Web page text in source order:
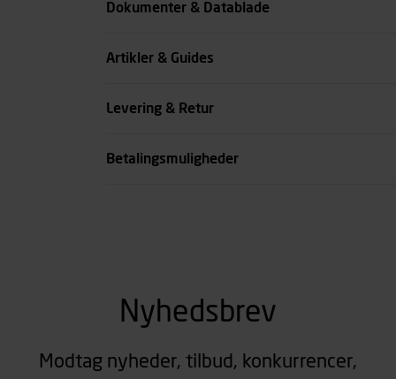
Dokumenter & Datablade
Artikler & Guides
Levering & Retur
Betalingsmuligheder
Nyhedsbrev
Modtag nyheder, tilbud, konkurrencer,